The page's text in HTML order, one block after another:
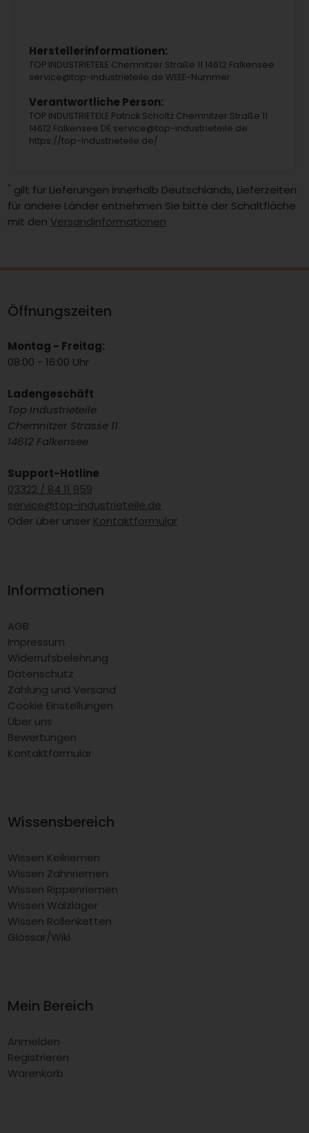
Herstellerinformationen:
TOP INDUSTRIETEILE Chemnitzer Straße 11 14612 Falkensee
service@top-industrieteile.de WEEE-Nummer:
Verantwortliche Person:
TOP INDUSTRIETEILE Patrick Scholtz Chemnitzer Straße 11
14612 Falkensee DE service@top-industrieteile.de
https://top-industrieteile.de/
* gilt für Lieferungen innerhalb Deutschlands, Lieferzeiten
für andere Länder entnehmen Sie bitte der Schaltfläche
mit den Versandinformationen
Öffnungszeiten
Montag - Freitag:
08:00 - 16:00 Uhr
Ladengeschäft
Top Industrieteile
Chemnitzer Strasse 11
14612 Falkensee
Support-Hotline
03322 / 84 11 959
service@top-industrieteile.de
Oder über unser Kontaktformular
Informationen
AGB
Impressum
Widerrufsbelehrung
Datenschutz
Zahlung und Versand
Cookie Einstellungen
Über uns
Bewertungen
Kontaktformular
Wissensbereich
Wissen Keilriemen
Wissen Zahnriemen
Wissen Rippenriemen
Wissen Wälzlager
Wissen Rollenketten
Glossar/Wiki
Mein Bereich
Anmelden
Registrieren
Warenkorb